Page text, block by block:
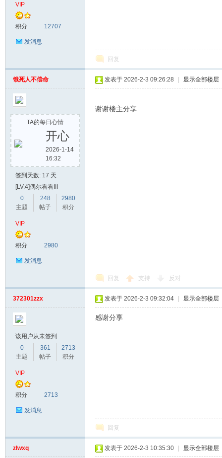
VIP
积分 12707
发消息
回复
饿死人不偿命
TA的每日心情
开心
2026-1-14
16:32
签到天数: 17 天
[LV.4]偶尔看看III
0
主题
248
帖子
2980
积分
VIP
积分 2980
发消息
发表于 2026-2-3 09:26:28 显示全部楼层
谢谢楼主分享
回复 支持 反对
372301zzx
该用户从未签到
0
主题
361
帖子
2713
积分
VIP
积分 2713
发消息
发表于 2026-2-3 09:32:04 显示全部楼层
感谢分享
回复
zlwxq 发表于 2026-2-3 10:35:30 显示全部楼层